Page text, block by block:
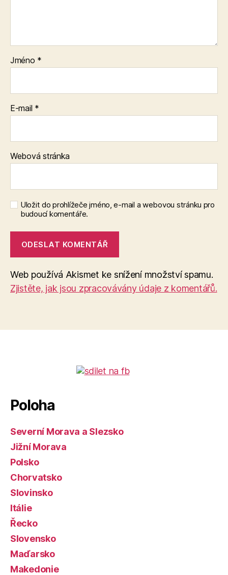
Jméno *
E-mail *
Webová stránka
Uložit do prohlížeče jméno, e-mail a webovou stránku pro
budoucí komentáře.
Web používá Akismet ke snížení množství spamu.
Zjistěte, jak jsou zpracovávány údaje z komentářů.
Poloha
Severní Morava a Slezsko
Jižní Morava
Polsko
Chorvatsko
Slovinsko
Itálie
Řecko
Slovensko
Maďarsko
Makedonie